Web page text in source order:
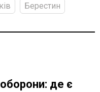
Берестин
де є